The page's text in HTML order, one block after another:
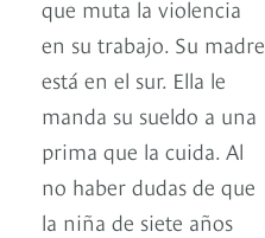
que muta la violencia
en su trabajo. Su madre
está en el sur. Ella le
manda su sueldo a una
prima que la cuida. Al
no haber dudas de que
la niña de siete años